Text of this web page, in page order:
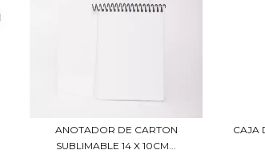
ANOTADOR DE CARTON
SUBLIMABLE 14 X 10CM...
CAJA